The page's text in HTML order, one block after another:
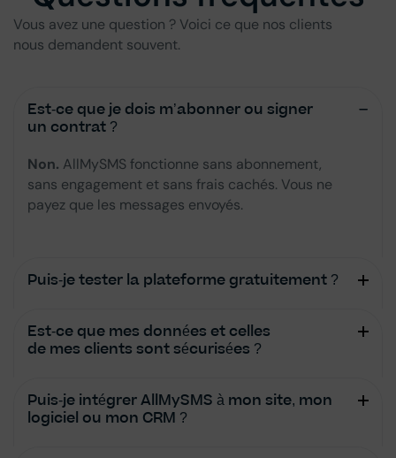
Vous avez une question ? Voici ce que nos clients
nous demandent souvent.
Est-ce que je dois m’abonner ou signer
un contrat ?
Non. AllMySMS fonctionne sans abonnement,
sans engagement et sans frais cachés. Vous ne
payez que les messages envoyés.
Puis-je tester la plateforme gratuitement ?
Est-ce que mes données et celles
de mes clients sont sécurisées ?
Puis-je intégrer AllMySMS à mon site, mon
logiciel ou mon CRM ?